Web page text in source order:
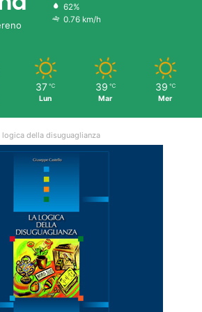
62%
0.76 km/h
37 ℃
Lun
39 ℃
Mar
39 ℃
Mer
logica della disuguaglianza